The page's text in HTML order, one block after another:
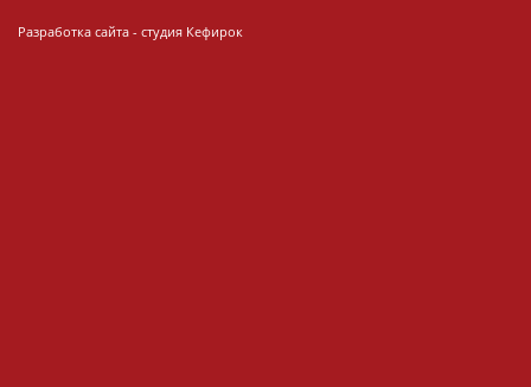
Разработка сайта - студия Кефирок